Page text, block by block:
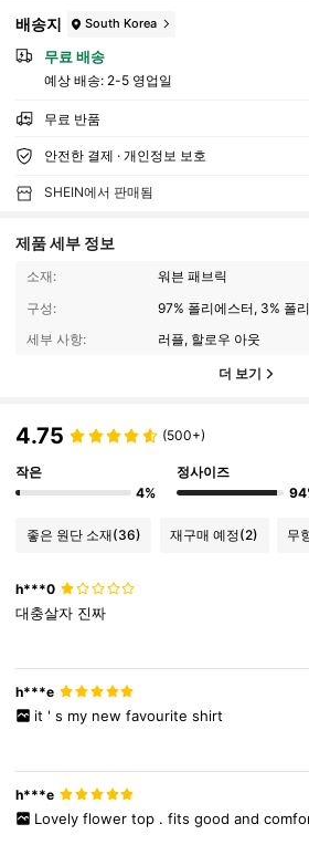
배송지 South Korea
무료 배송
예상 배송: 2-5 영업일
무료 반품
안전한 결제 · 개인정보 보호
SHEIN에서 판매됨
제품 세부 정보
소재:
워븐 패브릭
구성:
97% 폴리에스터, 3% 폴
세부 사항:
러플, 할로우 아웃
더 보기
4.75 (500+)
작은
4%
정사이즈
좋은 원단 소재(36) 재구매 예정(2) 무
h***0
대충살자 진짜
h***e
it ' s my new favourite shirt
h***e
Lovely flower top . fits good and